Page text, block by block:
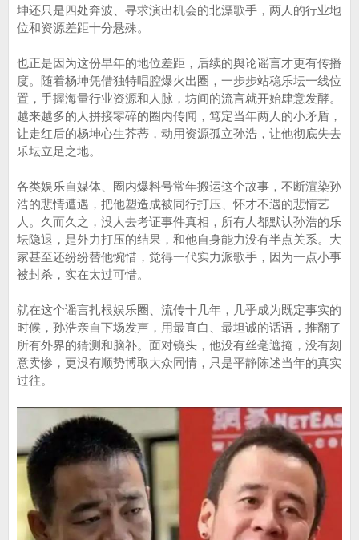
坤还只是四处奔波、寻求演出机会的北漂歌手，两人的行业地
位和资源差距十分悬殊。
也正是因为这份早年的地位差距，后续的舆论谣言才更有传播
度。随着杨坤凭借独特唱腔爆火出圈，一步步站稳乐坛一线位
置，手握海量行业资源和人脉，坊间的流言就开始肆意发酵。
越来越多的人拼接零碎的圈内传闻，笃定当年两人的小矛盾，
让走红后的杨坤心生芥蒂，动用资源孤立孙浩，让他彻底失去
乐坛立足之地。
各类娱乐自媒体、圈内爆料号常年搬运这个故事，不断渲染孙
浩的悲情遭遇，把他塑造成被同行打压、怀才不遇的悲情艺
人。久而久之，没人去考证事件真相，所有人都默认孙浩的乐
坛隐退，是外力打压的结果，和他自身能力没有半点关系。大
家甚至还纷纷替他惋惜，觉得一代实力派歌手，因为一点小事
被封杀，实在太过可惜。
就在这个谣言扎根娱乐圈、流传十几年，几乎成为既定事实的
时候，孙浩亲自下场发声，用最直白、最坦诚的话语，推翻了
所有外界的猜测和脑补。面对镜头，他没有丝毫遮掩，没有刻
意卖惨，更没有顺势博取大众同情，只是平静陈述当年的真实
过往。